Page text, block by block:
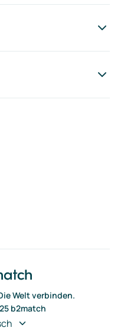
Welt verbinden.
b2match